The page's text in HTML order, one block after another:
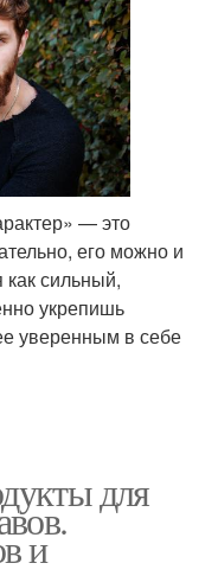
— это
его можно и
как сильный,
укрепишь
уверенным в себе
для
и